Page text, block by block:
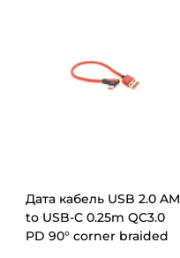
Дата кабель USB 2.0 AM
to USB-C 0.25m QC3.0
PD 90° corner braided